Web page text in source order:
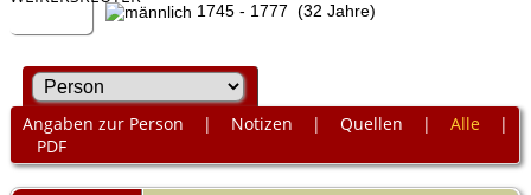
1745 - 1777 (32 Jahre)
Angaben zur Person | Notizen | Quellen | Alle |
PDF